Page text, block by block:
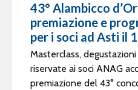
43° Alambicco
premiazione e
per i soci ad Asti il
Masterclass,
riservate ai soci ANAG
premiazione del 43°